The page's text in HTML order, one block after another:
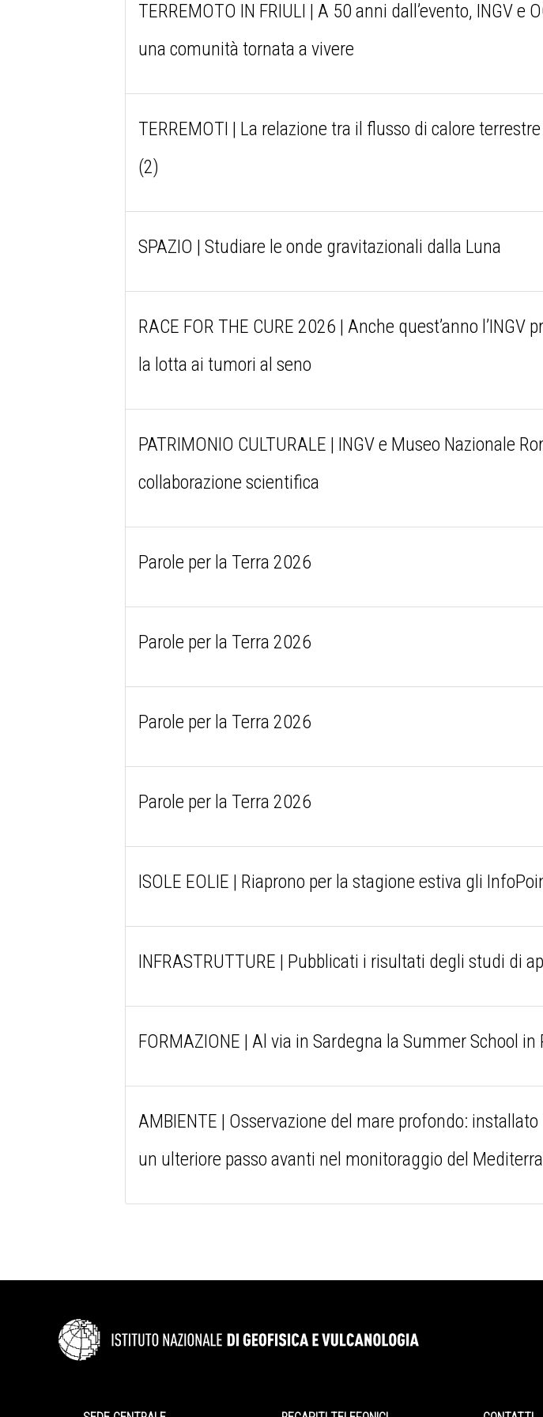
TERREMOTO IN FRIULI | A 50 anni dall’evento, INGV
una comunità tornata a vivere
TERREMOTI | La relazione tra il flusso di calore
(2)
SPAZIO | Studiare le onde gravitazionali dalla Luna
RACE FOR THE CURE 2026 | Anche quest’anno
la lotta ai tumori al seno
PATRIMONIO CULTURALE | INGV e Museo Nazionale
collaborazione scientifica
Parole per la Terra 2026
Parole per la Terra 2026
Parole per la Terra 2026
Parole per la Terra 2026
ISOLE EOLIE | Riaprono per la stagione estiva gli
INFRASTRUTTURE | Pubblicati i risultati degli studi di
FORMAZIONE | Al via in Sardegna la Summer School
AMBIENTE | Osservazione del mare profondo:
un ulteriore passo avanti nel monitoraggio del